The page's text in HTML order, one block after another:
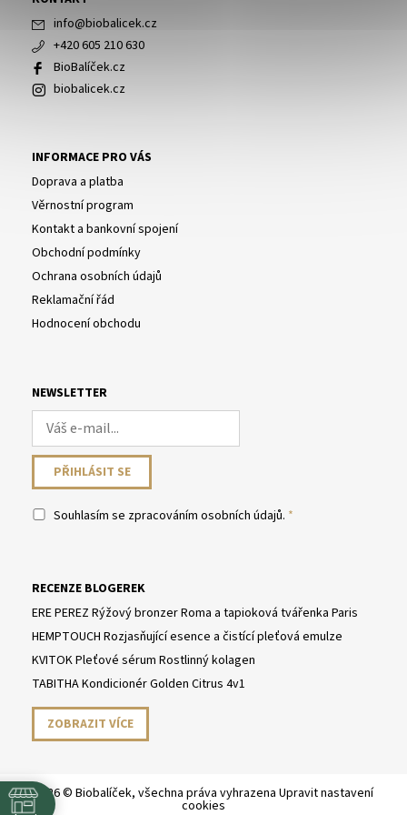
info@biobalicek.cz
+420 605 210 630
BioBalíček.cz
biobalicek.cz
INFORMACE PRO VÁS
Doprava a platba
Věrnostní program
Kontakt a bankovní spojení
Obchodní podmínky
Ochrana osobních údajů
Reklamační řád
Hodnocení obchodu
NEWSLETTER
Souhlasím se zpracováním osobních údajů.
RECENZE BLOGEREK
ERE PEREZ Rýžový bronzer Roma a tapioková tvářenka Paris
HEMPTOUCH Rozjasňující esence a čistící pleťová emulze
KVITOK Pleťové sérum Rostlinný kolagen
TABITHA Kondicionér Golden Citrus 4v1
ZOBRAZIT VÍCE
2026 © Biobalíček, všechna práva vyhrazena Upravit nastavení
cookies